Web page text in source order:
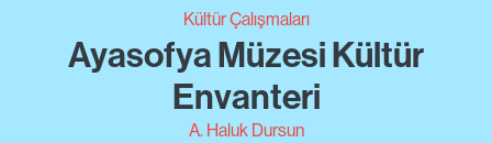
Kültür Çalışmaları
Ayasofya Müzesi Kültür
Envanteri
A. Haluk Dursun